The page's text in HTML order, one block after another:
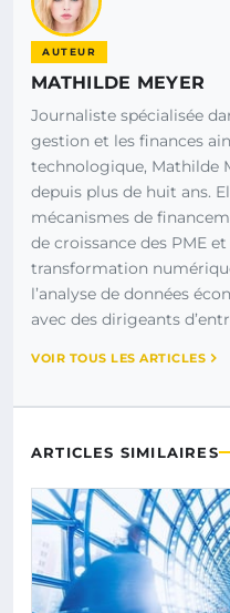
AUTEUR
MATHILDE MEYER
Journaliste spécialisée
gestion et les finances
technologique, Mathilde
depuis plus de huit ans.
mécanismes de
de croissance des PME
transformation
l’analyse de données
avec des dirigeants
VOIR TOUS LES ARTICLES
ARTICLES SIMILAIRES